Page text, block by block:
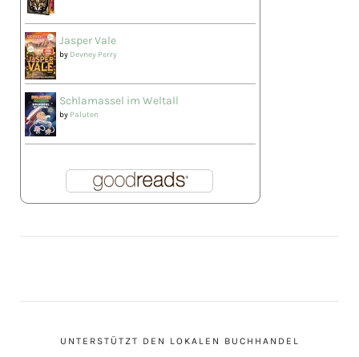
Jasper Vale
by Devney Perry
Schlamassel im Weltall
by Paluten
UNTERSTÜTZT DEN LOKALEN BUCHHANDEL